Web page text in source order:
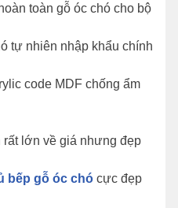
toàn gỗ óc chó cho bộ
tự nhiên nhập khẩu chính
code MDF chống ẩm
lớn về giá nhưng đẹp
bếp gỗ óc chó cực đẹp